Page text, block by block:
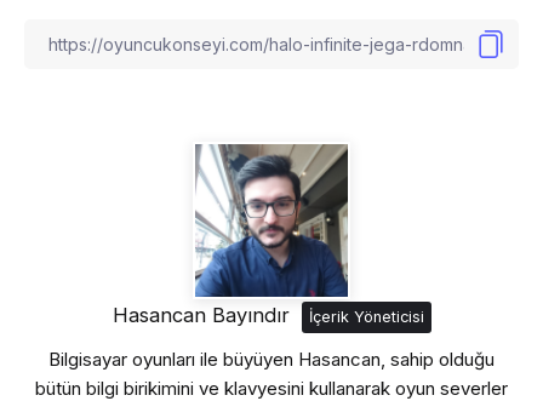
Hasancan Bayındır İçerik Yöneticisi
Bilgisayar oyunları ile büyüyen Hasancan, sahip olduğu
bütün bilgi birikimini ve klavyesini kullanarak oyun severler